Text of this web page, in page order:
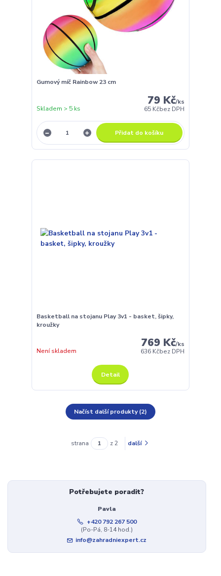
Gumový míč Rainbow 23 cm
79 Kč/ks
65 Kčbez DPH
Skladem > 5 ks
Přidat do košíku
Basketball na stojanu Play 3v1 - basket, šipky,
kroužky
769 Kč/ks
636 Kčbez DPH
Není skladem
Detail
Načíst další produkty (2)
strana z 2 další
Potřebujete poradit?
Pavla
+420 792 267 500
(Po-Pá, 8-14 hod.)
info@zahradniexpert.cz